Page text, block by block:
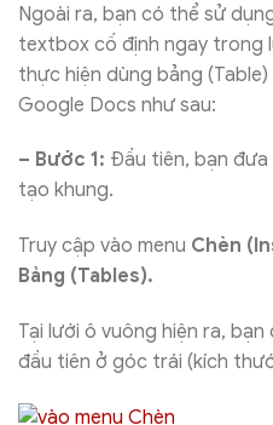
Ngoài ra, bạn có thể sử
textbox cố định ngay trong
thực hiện dùng bảng
Google Docs như sau:
– Bước 1: Đầu tiên, bạn
tạo khung.
Truy cập vào menu Chèn
Bảng (Tables).
Tại lưới ô vuông hiện ra,
đầu tiên ở góc trái (kích